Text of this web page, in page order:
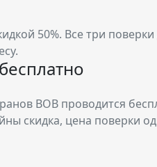
50%. Все три
ВОВ проводится
скидка, цена поверки